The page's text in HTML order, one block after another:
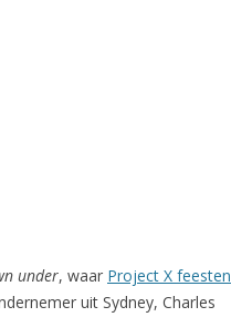
under, waar Project X feesten
uit Sydney, Charles